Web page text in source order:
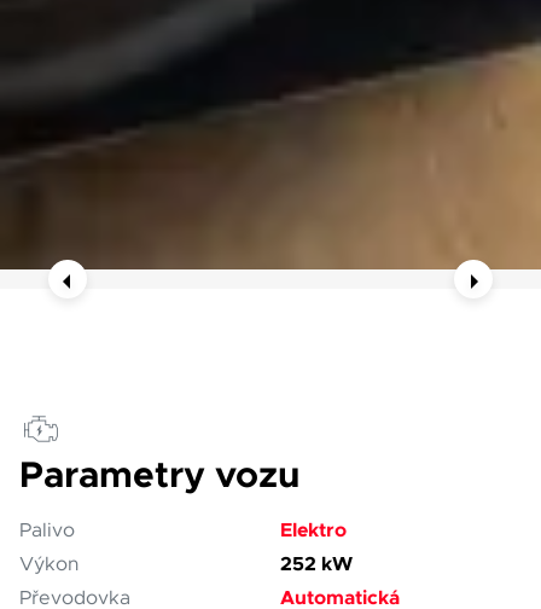
Parametry vozu
Palivo Elektro
Výkon 252 kW
Převodovka Automatická